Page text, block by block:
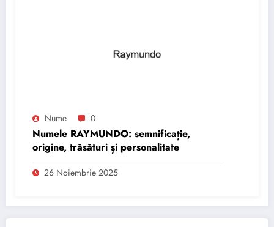
Nume 0
Numele RAYMUNDO: semnificație,
origine, trăsături și personalitate
26 Noiembrie 2025